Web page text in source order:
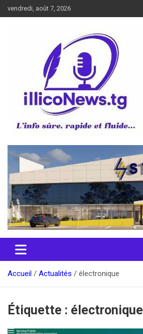
au
vendredi, août 7, 2026
illiconews
Accueil Actualités électronique
Étiquette : électronique